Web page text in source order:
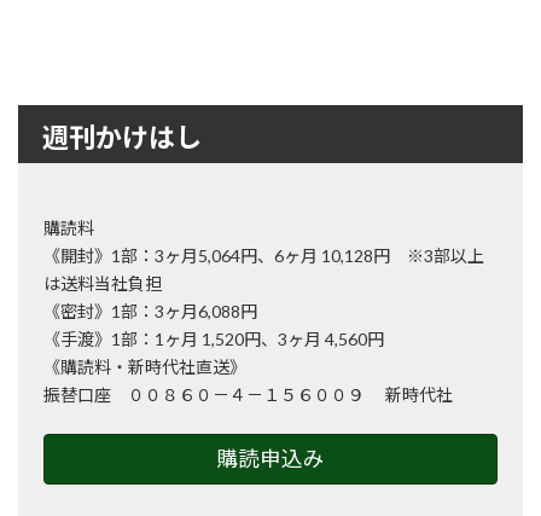
週刊かけはし
購読料
《開封》1部：3ヶ月5,064円、6ヶ月 10,128円 ※3部以上
は送料当社負担
《密封》1部：3ヶ月6,088円
《手渡》1部：1ヶ月 1,520円、3ヶ月 4,560円
《購読料・新時代社直送》
振替口座 ００８６０－４－１５６００９ 新時代社
購読申込み